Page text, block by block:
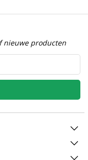
nieuwe producten